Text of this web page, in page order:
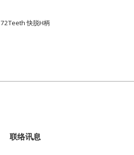
72Teeth 快脱H柄
联络讯息